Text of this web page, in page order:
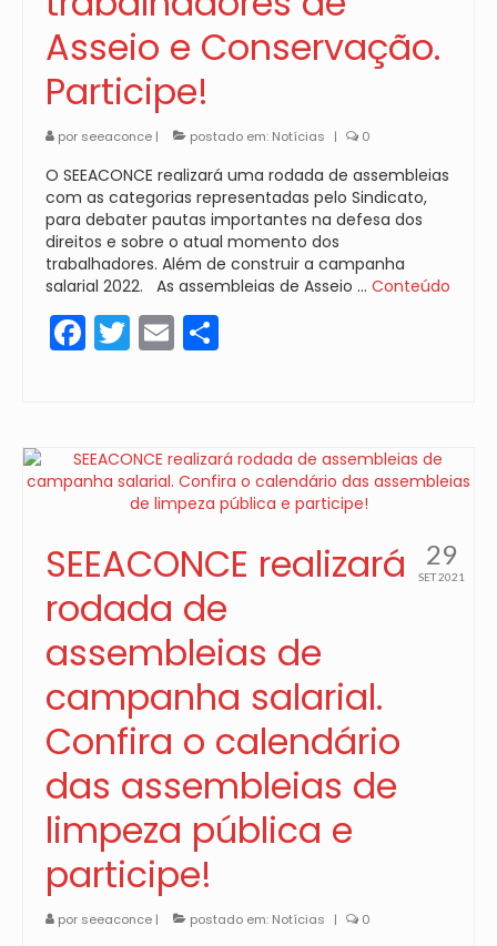
Asseio e Conservação.
Participe!
por seeaconce | postado em: Notícias | 0
O SEEACONCE realizará uma rodada de assembleias
com as categorias representadas pelo Sindicato,
para debater pautas importantes na defesa dos
direitos e sobre o atual momento dos
trabalhadores. Além de construir a campanha
salarial 2022. As assembleias de Asseio … Conteúdo
Facebook
Twitter
Email
29
SET 2021
SEEACONCE realizará
rodada de
assembleias de
campanha salarial.
Confira o calendário
das assembleias de
limpeza pública e
participe!
por seeaconce | postado em: Notícias | 0